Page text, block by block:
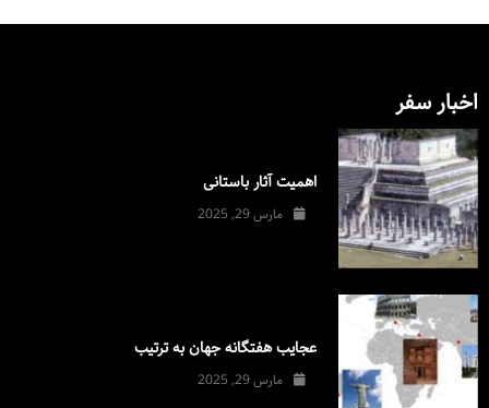
اخبار سفر
اهمیت آثار باستانی
مارس 29, 2025
عجایب هفتگانه جهان به ترتیب
مارس 29, 2025